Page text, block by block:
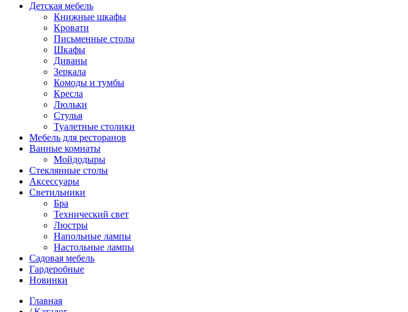
Детская мебель
Книжные шкафы
Кровати
Письменные столы
Шкафы
Диваны
Зеркала
Комоды и тумбы
Кресла
Люльки
Стулья
Туалетные столики
Мебель для ресторанов
Ванные комнаты
Мойдодыры
Стеклянные столы
Аксессуары
Светильники
Бра
Технический свет
Люстры
Напольные лампы
Настольные лампы
Садовая мебель
Гардеробные
Новинки
Главная